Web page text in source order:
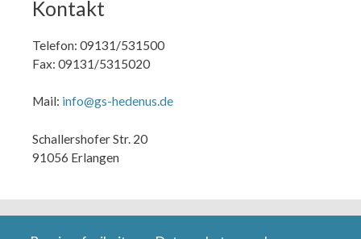
Kontakt
Telefon: 09131/531500
Fax: 09131/5315020
Mail: info@gs-hedenus.de
Schallershofer Str. 20
91056 Erlangen